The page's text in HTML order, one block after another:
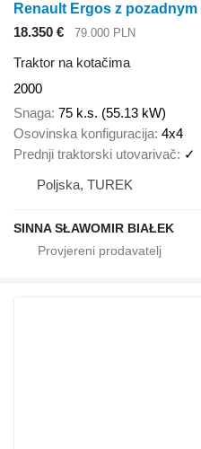
18.350 € 79.000 PLN
Traktor na kotačima
2000
Snaga 75 k.s. (55.13 kW)
Osovinska konfiguracija 4x4
Prednji traktorski utovarivač
✓
Poljska, TUREK
SINNA SŁAWOMIR BIAŁEK